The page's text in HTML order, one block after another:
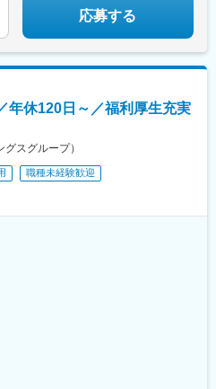
伊勢原駅、逗子駅、三崎口駅、溝の
田駅(東海道本線)、梅田駅(地下鉄)、茨
駅(ＪＲ線)、尼崎駅(東海道本線)、明
駅、秋葉原駅、高田馬場駅、綾瀬駅、
駅(大阪府)、鶴橋駅、淀屋橋駅、新今
町六丁目駅、天満橋駅、千里中央駅
駅、堺筋本町駅、枚方市駅、北新地
阪府)、十三駅、谷町九丁目駅、肥後橋
方駅(大阪府)、堺東駅、木津川駅、長
、京都河原町駅、近鉄丹波橋駅、烏
急線)、丹波橋駅、長岡京駅、北大路
府)、桂川駅(京都府)、京都市役所前
出川駅、国際会館駅、新田辺駅、三条
応募する
年休120日～／福利厚生充実
スグループ）
職種未経験歓迎